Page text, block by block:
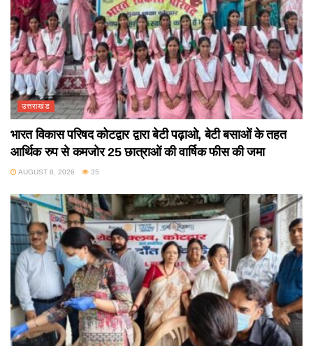
उत्तराखंड
भारत विकास परिषद कोटद्वार द्वारा बेटी पढ़ाओ, बेटी बसाओं के तहत
आर्थिक रुप से कमजोर 25 छात्राओं की वार्षिक फीस की जमा
AUGUST 8, 2026 35